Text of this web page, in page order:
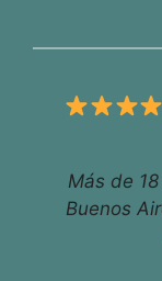
Más de
Buenos